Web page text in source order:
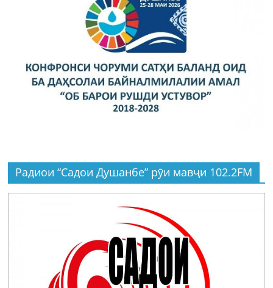
Радиои “Садои Душанбе” рӯи мавҷи 102.2FM